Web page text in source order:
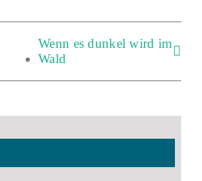
Wenn es dunkel wird im
Wald